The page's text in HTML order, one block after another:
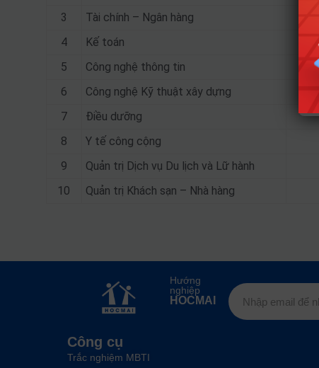
3
Tài chính – Ngân hàng
4
Kế toán
5
Công nghệ thông tin
6
Công nghệ Kỹ thuật xây dựng
7
Điều dưỡng
8
Y tế công cộng
9
Quản trị Dịch vụ Du lịch và Lữ hành
10
Quản trị Khách sạn – Nhà hàng
Hướng
nghiệp
HOCMAI
Công cụ
Trắc nghiệm MBTI